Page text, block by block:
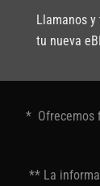
Llamanos
tu nueva
* Ofrecemos
** La